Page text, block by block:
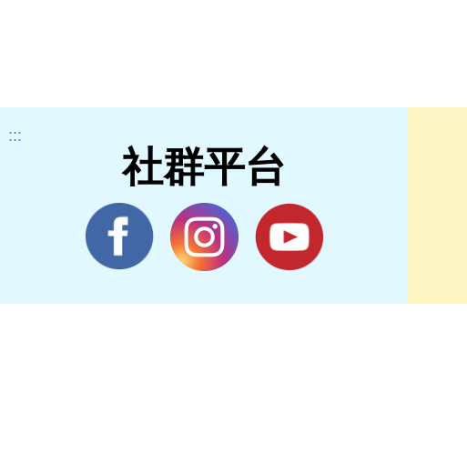
:::
社群平台